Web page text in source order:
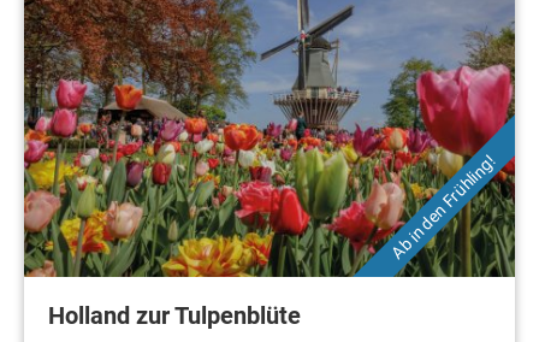
Ab in den Frühling!
Holland zur Tulpenblüte